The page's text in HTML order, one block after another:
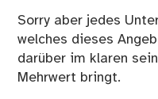
Sorry aber jedes
welches dieses
darüber im klaren
Mehrwert bringt.